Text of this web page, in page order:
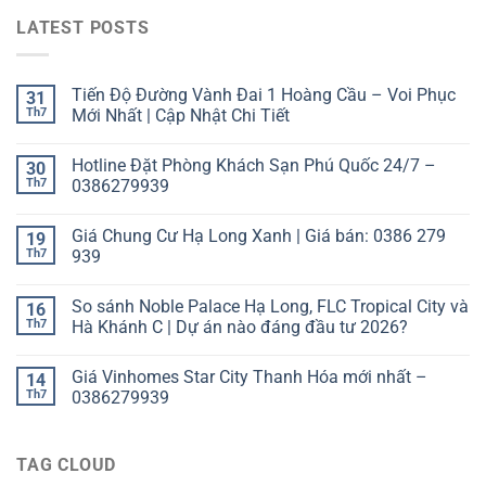
LATEST POSTS
31
Th7
Tiến Độ Đường Vành Đai 1 Hoàng Cầu – Voi Phục
Mới Nhất | Cập Nhật Chi Tiết
30
Th7
Hotline Đặt Phòng Khách Sạn Phú Quốc 24/7 –
0386279939
19
Th7
Giá Chung Cư Hạ Long Xanh | Giá bán: 0386 279
939
16
Th7
So sánh Noble Palace Hạ Long, FLC Tropical City và
Hà Khánh C | Dự án nào đáng đầu tư 2026?
14
Th7
Giá Vinhomes Star City Thanh Hóa mới nhất –
0386279939
TAG CLOUD